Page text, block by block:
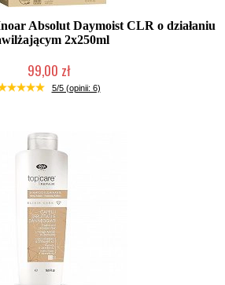
Absolut Daymoist CLR o działaniu
2x250ml
99,00 zł
ilość (wysyłka w 24h)
5/5 (opinii: 6)